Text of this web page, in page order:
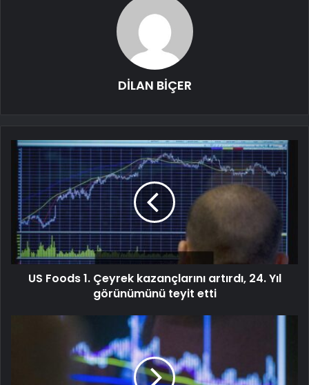
DİLAN BİÇER
US Foods 1. Çeyrek kazançlarını artırdı, 24. Yıl
görünümünü teyit etti